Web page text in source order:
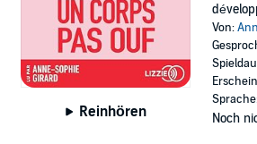
Reinhören
Von:
Noch